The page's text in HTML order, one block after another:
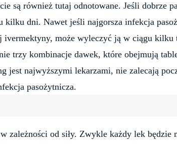
są również tutaj odnotowane. Jeśli dobrze
kilku dni. Nawet jeśli najgorsza infekcja
ivermektyny, może wyleczyć ją w ciągu
trzy kombinacje dawek, które obejmują
jest najwyższymi lekarzami, nie zalecają
pasożytnicza.
zależności od siły. Zwykle każdy lek będzie